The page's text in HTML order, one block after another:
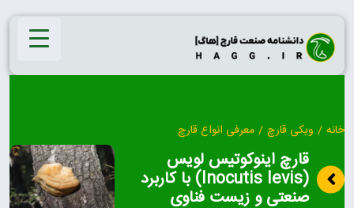
Skip
content
خانه / ویکی قارچ / معرفی انواع قارچ
قارچ اینوکوتیس لویس
(Inocutis levis) با کاربرد
صنعتی و زیست‌ فناوی